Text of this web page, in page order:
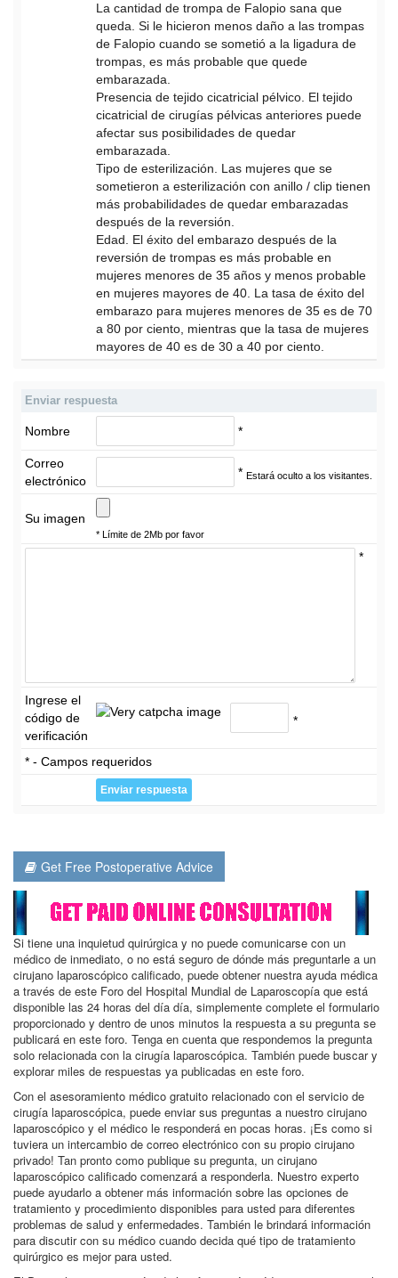
La cantidad de trompa de Falopio sana que
queda. Si le hicieron menos daño a las trompas
de Falopio cuando se sometió a la ligadura de
trompas, es más probable que quede
embarazada.
Presencia de tejido cicatricial pélvico. El tejido
cicatricial de cirugías pélvicas anteriores puede
afectar sus posibilidades de quedar
embarazada.
Tipo de esterilización. Las mujeres que se
sometieron a esterilización con anillo / clip tienen
más probabilidades de quedar embarazadas
después de la reversión.
Edad. El éxito del embarazo después de la
reversión de trompas es más probable en
mujeres menores de 35 años y menos probable
en mujeres mayores de 40. La tasa de éxito del
embarazo para mujeres menores de 35 es de 70
a 80 por ciento, mientras que la tasa de mujeres
mayores de 40 es de 30 a 40 por ciento.
Enviar respuesta
Nombre *
Correo
electrónico
* Estará oculto a los visitantes.
Su imagen
* Límite de 2Mb por favor
*
Ingrese el
código de
verificación
*
* - Campos requeridos
Get Free Postoperative Advice
Si tiene una inquietud quirúrgica y no puede comunicarse con un
médico de inmediato, o no está seguro de dónde más preguntarle a un
cirujano laparoscópico calificado, puede obtener nuestra ayuda médica
a través de este Foro del Hospital Mundial de Laparoscopía que está
disponible las 24 horas del día día, simplemente complete el formulario
proporcionado y dentro de unos minutos la respuesta a su pregunta se
publicará en este foro. Tenga en cuenta que respondemos la pregunta
solo relacionada con la cirugía laparoscópica. También puede buscar y
explorar miles de respuestas ya publicadas en este foro.
Con el asesoramiento médico gratuito relacionado con el servicio de
cirugía laparoscópica, puede enviar sus preguntas a nuestro cirujano
laparoscópico y el médico le responderá en pocas horas. ¡Es como si
tuviera un intercambio de correo electrónico con su propio cirujano
privado! Tan pronto como publique su pregunta, un cirujano
laparoscópico calificado comenzará a responderla. Nuestro experto
puede ayudarlo a obtener más información sobre las opciones de
tratamiento y procedimiento disponibles para usted para diferentes
problemas de salud y enfermedades. También le brindará información
para discutir con su médico cuando decida qué tipo de tratamiento
quirúrgico es mejor para usted.